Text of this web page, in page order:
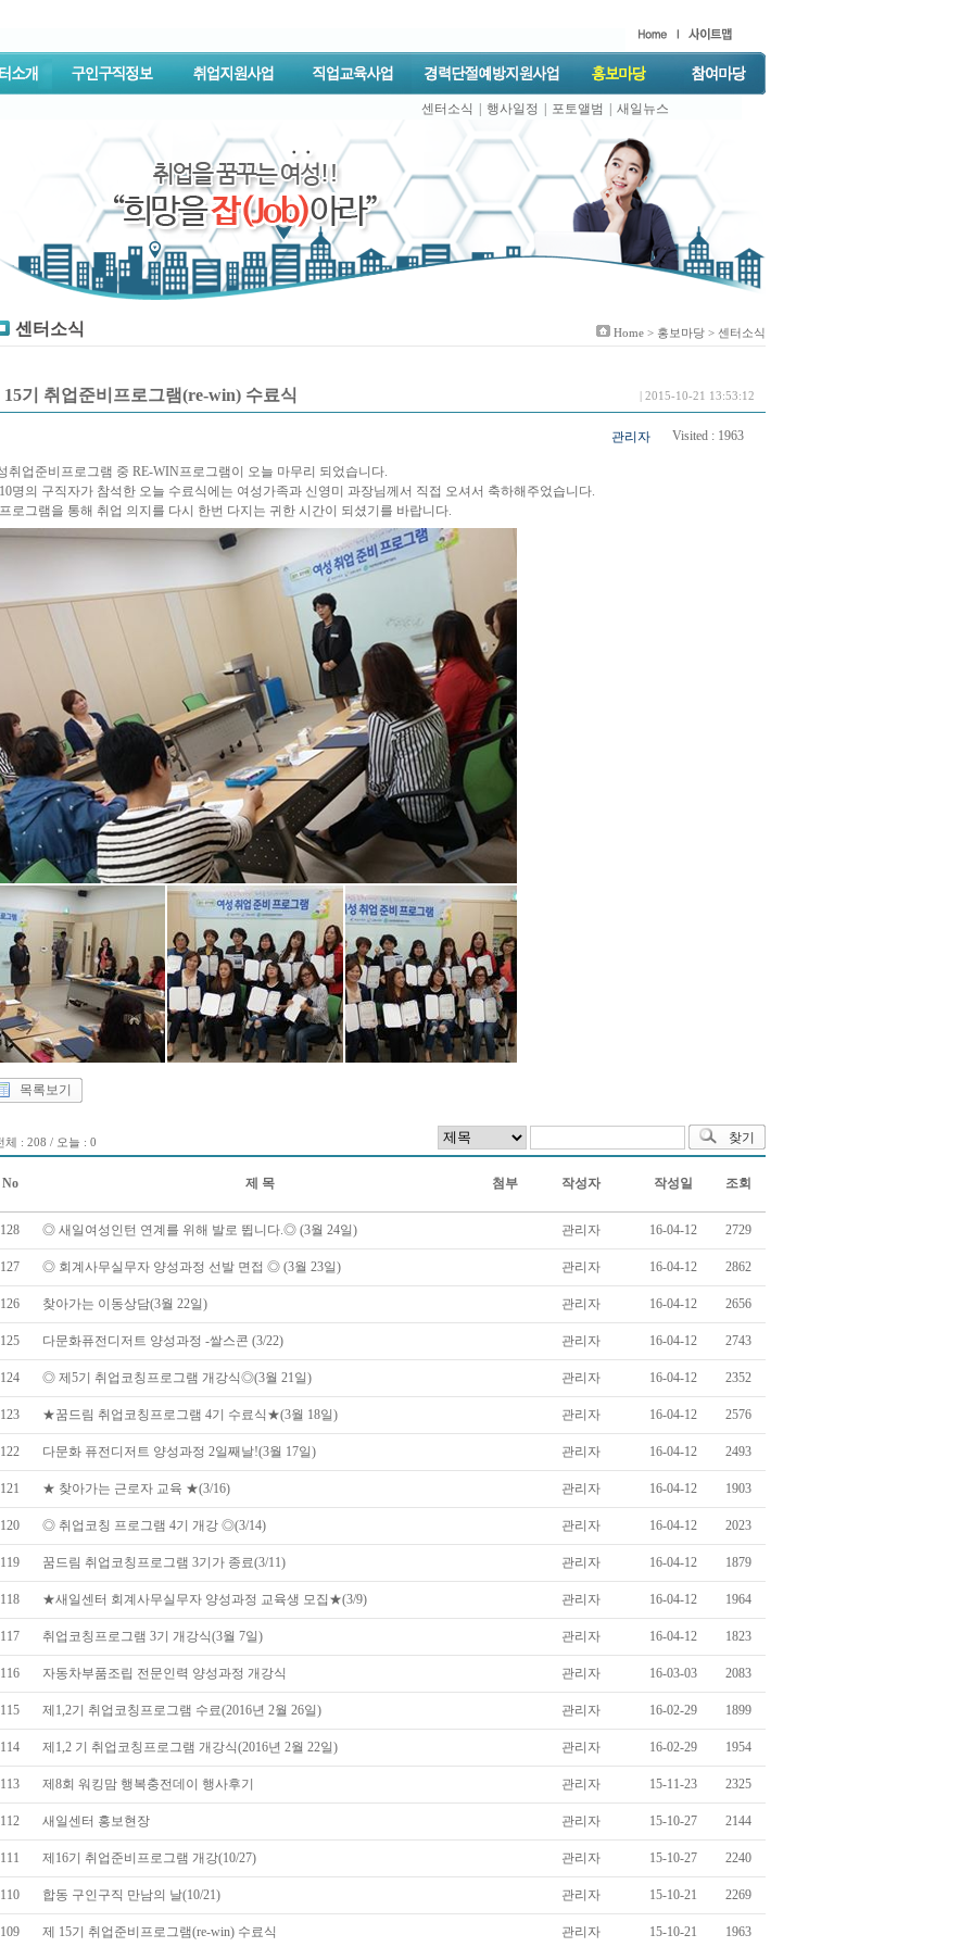
센터소식 행사일정 포토앨범 새일뉴스
센터소식 Home > 홍보마당 > 센터소식
15기 취업준비프로그램(re-win) 수료식 | 2015-10-21 13:53:12
관리자 Visited : 1963
취업준비프로그램 중 RE-WIN프로그램이 오늘 마무리 되었습니다.
명의 구직자가 참석한 오늘 수료식에는 여성가족과 신영미 과장님께서 직접 오셔서 축하해주었습니다.
로그램을 통해 취업 의지를 다시 한번 다지는 귀한 시간이 되셨기를 바랍니다.
목록보기
체 : 208 / 오늘 : 0
No 제 목 첨부 작성자 작성일 조회
128 ◎ 새일여성인턴 연계를 위해 발로 뜁니다.◎ (3월 24일) 관리자 16-04-12 2729
127 ◎ 회계사무실무자 양성과정 선발 면접 ◎ (3월 23일) 관리자 16-04-12 2862
126 찾아가는 이동상담(3월 22일) 관리자 16-04-12 2656
125 다문화퓨전디저트 양성과정 -쌀스콘 (3/22) 관리자 16-04-12 2743
124 ◎ 제5기 취업코칭프로그램 개강식◎(3월 21일) 관리자 16-04-12 2352
123 ★꿈드림 취업코칭프로그램 4기 수료식★(3월 18일) 관리자 16-04-12 2576
122 다문화 퓨전디저트 양성과정 2일째날!(3월 17일) 관리자 16-04-12 2493
121 ★ 찾아가는 근로자 교육 ★(3/16) 관리자 16-04-12 1903
120 ◎ 취업코칭 프로그램 4기 개강 ◎(3/14) 관리자 16-04-12 2023
119 꿈드림 취업코칭프로그램 3기가 종료(3/11) 관리자 16-04-12 1879
118 ★새일센터 회계사무실무자 양성과정 교육생 모집★(3/9) 관리자 16-04-12 1964
117 취업코칭프로그램 3기 개강식(3월 7일) 관리자 16-04-12 1823
116 자동차부품조립 전문인력 양성과정 개강식 관리자 16-03-03 2083
115 제1,2기 취업코칭프로그램 수료(2016년 2월 26일) 관리자 16-02-29 1899
114 제1,2 기 취업코칭프로그램 개강식(2016년 2월 22일) 관리자 16-02-29 1954
113 제8회 워킹맘 행복충전데이 행사후기 관리자 15-11-23 2325
112 새일센터 홍보현장 관리자 15-10-27 2144
111 제16기 취업준비프로그램 개강(10/27) 관리자 15-10-27 2240
110 합동 구인구직 만남의 날(10/21) 관리자 15-10-21 2269
109 제 15기 취업준비프로그램(re-win) 수료식 관리자 15-10-21 1963